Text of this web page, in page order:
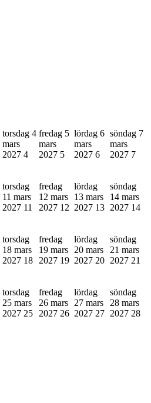
torsdag 4
mars
2027 4
fredag 5
mars
2027 5
lördag 6
mars
2027 6
söndag 7
mars
2027 7
torsdag
11 mars
2027 11
fredag
12 mars
2027 12
lördag
13 mars
2027 13
söndag
14 mars
2027 14
torsdag
18 mars
2027 18
fredag
19 mars
2027 19
lördag
20 mars
2027 20
söndag
21 mars
2027 21
torsdag
25 mars
2027 25
fredag
26 mars
2027 26
lördag
27 mars
2027 27
söndag
28 mars
2027 28